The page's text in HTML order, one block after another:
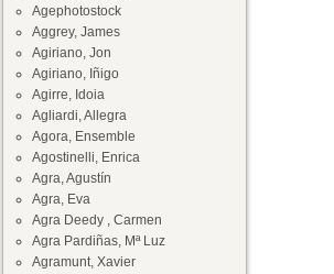
Agephotostock
Aggrey, James
Agiriano, Jon
Agiriano, Iñigo
Agirre, Idoia
Agliardi, Allegra
Agora, Ensemble
Agostinelli, Enrica
Agra, Agustín
Agra, Eva
Agra Deedy , Carmen
Agra Pardiñas, Mª Luz
Agramunt, Xavier